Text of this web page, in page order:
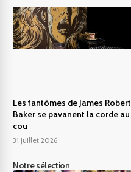
Les fantômes de James Robert
Baker se pavanent la corde au
cou
31 juillet 2026
Notre sélection